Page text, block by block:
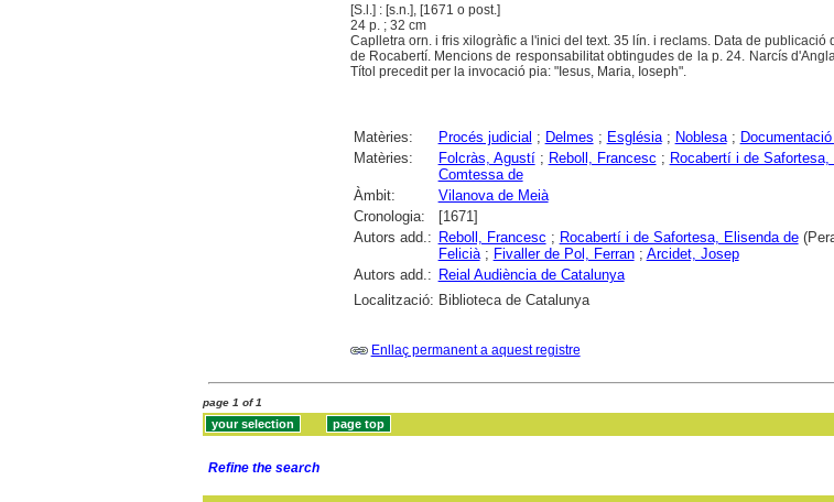
[S.l.] : [s.n.], [1671 o post.]
24 p. ; 32 cm
Caplletra orn. i fris xilogràfic a l'inici del text. 35 lín. i reclams. Data de
de Rocabertí. Mencions de responsabilitat obtingudes de la p. 24. Narcís
Títol precedit per la invocació pia: "Iesus, Maria, Ioseph".
Matèries: Procés judicial ; Delmes ; Església; Noblesa;
Matèries:
Folcràs, Agustí; Reboll, Francesc ; Rocabertí i de Safortesa,
Comtessa de
Àmbit:
Vilanova de Meià
Cronologia:
[1671]
Autors add.: Reboll, Francesc ; Rocabertí i de Safortesa, Elisenda de
Felicià; Fivaller de Pol, Ferran; Arcidet, Josep
Autors add.: Reial Audiència de Catalunya
Localització: Biblioteca de Catalunya
Enllaç permanent a aquest registre
page 1 of 1
Refine the search